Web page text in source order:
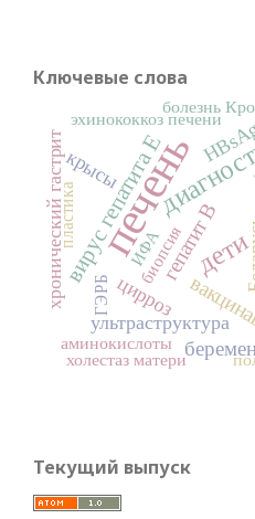
Ключевые слова
печеньдети
вирус гепатита Егепатит В
цирроз
крысы
хронический гастрит
ультраструктура
эхинококкоз печени
болезнь
биопсия
холестаз матери
ГЭРБ
ИФА
пластика
аминокислоты
Текущий выпуск